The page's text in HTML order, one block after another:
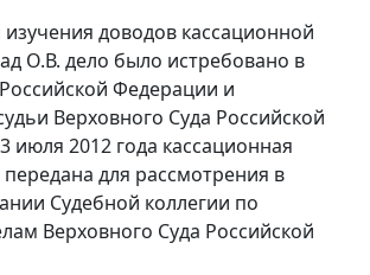
доводов кассационной
О.В. дело было истребовано в
Федерации и
Верховного Суда Российской
июля 2012 года кассационная
для рассмотрения в
Судебной коллегии по
Верховного Суда Российской